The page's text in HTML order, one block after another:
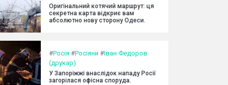
Оригінальний котячий маршрут: ця
секретна карта відкриє вам
абсолютно нову сторону Одеси.
#Росія #Росіяни #Іван Федоров
(друкар)
У Запоріжжі внаслідок нападу Росії
загорілася офісна споруда.